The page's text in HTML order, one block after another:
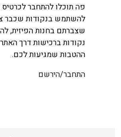
פה תוכלו להתחבר
להשתמש בנקודות שכבר
שצברתם בחנות הפיזית,
נקודות ברכישות דרך
ההטבות שמגיעות לכם.
התחבר/הירשם